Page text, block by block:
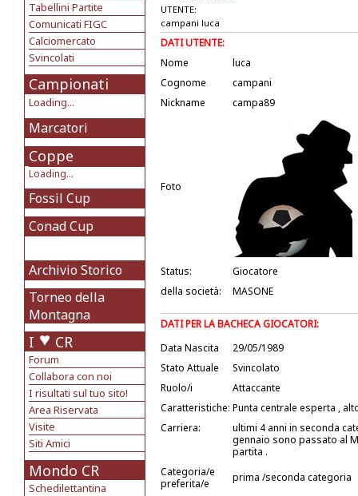
Tabellini Partite
Comunicati FIGC
Calciomercato
Svincolati
Campionati
Loading...
Marcatori
Coppe
Loading...
Fossil Cup
Conad Cup
Archivio Storico
Torneo della
Montagna
I CR
Forum
Collabora con noi
I risultati sul tuo sito!
Area Riservata
Visite
Siti Amici
Mondo CR
Schedilettantina
UTENTE:
campani luca
DATI UTENTE:
Nome
luca
Cognome
campani
Nickname
campa89
Foto
Status:
Giocatore
della società:
MASONE
DATI PER LA BACHECA GIOCATORI:
Data Nascita
29/05/1989
Stato Attuale
Svincolato
Ruolo/i
Attaccante
Caratteristiche: Punta centrale esperta ,
Carriera:
ultimi 4 anni in seconda
gennaio sono passato al
partita .
Categoria/e
preferita/e
prima /seconda categoria